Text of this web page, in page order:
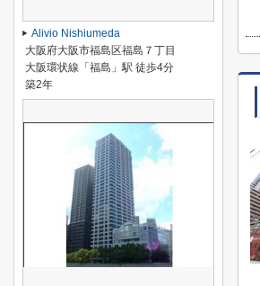
Alivio Nishiumeda
大阪府大阪市福島区福島７丁目
大阪環状線「福島」駅 徒歩4分
築2年